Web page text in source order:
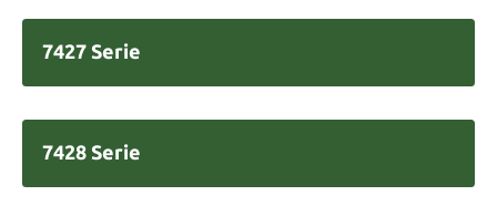
7427 Serie
7428 Serie